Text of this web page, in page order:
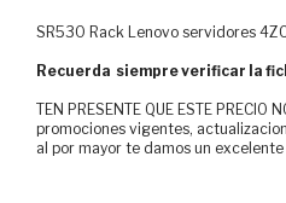
SR530 Rack Lenovo servidores
Recuerda siempre verificar la
TEN PRESENTE QUE ESTE
promociones vigentes,
al por mayor te damos un